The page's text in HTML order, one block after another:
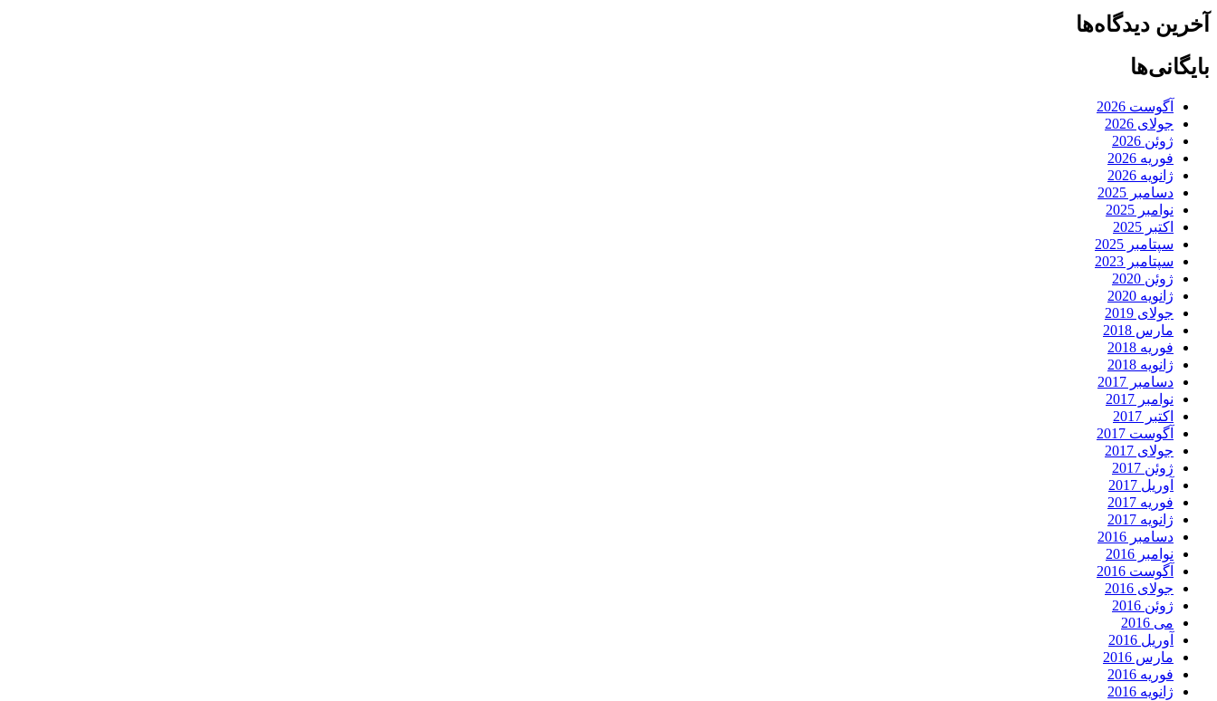
آخرین دیدگاه‌ها
بایگانی‌ها
آگوست 2026
جولای 2026
ژوئن 2026
فوریه 2026
ژانویه 2026
دسامبر 2025
نوامبر 2025
اکتبر 2025
سپتامبر 2025
سپتامبر 2023
ژوئن 2020
ژانویه 2020
جولای 2019
مارس 2018
فوریه 2018
ژانویه 2018
دسامبر 2017
نوامبر 2017
اکتبر 2017
آگوست 2017
جولای 2017
ژوئن 2017
آوریل 2017
فوریه 2017
ژانویه 2017
دسامبر 2016
نوامبر 2016
آگوست 2016
جولای 2016
ژوئن 2016
می 2016
آوریل 2016
مارس 2016
فوریه 2016
ژانویه 2016